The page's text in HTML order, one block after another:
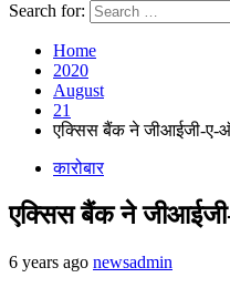
Search for:
Home
2020
August
21
एक्सिस बैंक ने जीआईजी-ए-
कारोबार
एक्सिस बैंक ने जीआईजी-
6 years ago newsadmin